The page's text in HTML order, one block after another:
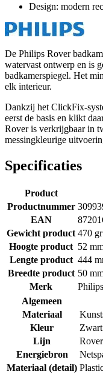
Design: modern
De Philips Rover
watervast ontwerp en is
badkamerspiegel. Het
elk interieur.
Dankzij het ClickFix-
eerst de basis en klikt
Rover is verkrijgbaar in
messingkleurige
Specificaties
Product
Productnummer
EAN
Gewicht product 470 gr
Hoogte product 52
Lengte product 444
Breedte product 50
Merk
Philips
Algemeen
Materiaal
Kleur
Zwart
Lijn
Rover
Energiebron
Materiaal (detail)